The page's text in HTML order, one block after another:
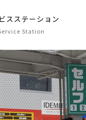
スステーション
Station